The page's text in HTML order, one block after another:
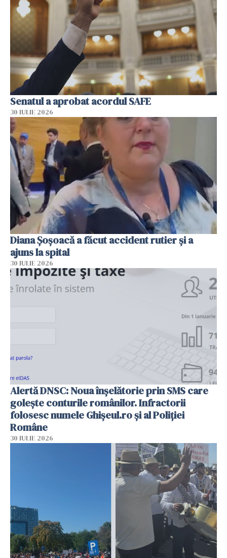
Senatul a aprobat acordul SAFE
30 IULIE 2026
Diana Șoșoacă a făcut accident rutier și a
ajuns la spital
30 IULIE 2026
Alertă DNSC: Noua înșelătorie prin SMS care
golește conturile românilor. Infractorii
folosesc numele Ghișeul.ro și al Poliției
Române
30 IULIE 2026